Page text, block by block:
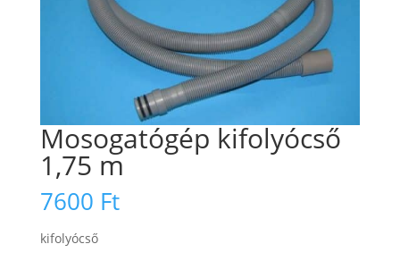
Mosogatógép kifolyócső
1,75 m
7600 Ft
kifolyócső